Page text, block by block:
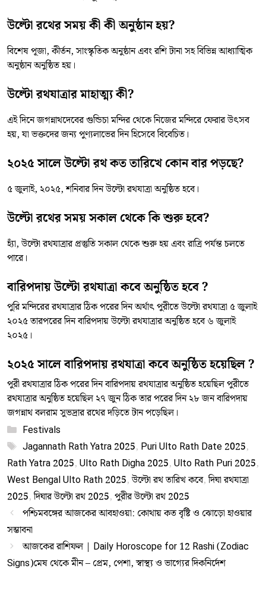
উল্টো রথের সময় কী কী অনুষ্ঠান হয়?
বিশেষ পূজা, কীর্তন, সাংস্কৃতিক অনুষ্ঠান এবং রশি টানা সহ বিভিন্ন আধ্যাত্মিক
অনুষ্ঠান অনুষ্ঠিত হয়।
উল্টো রথযাত্রার মাহাত্ম্য কী?
এই দিনে জগন্নাথদেবের গুন্ডিচা মন্দির থেকে নিজের মন্দিরে ফেরার উৎসব
হয়, যা ভক্তদের জন্য পুণ্যলাভের দিন হিসেবে বিবেচিত।
২০২৫ সালে উল্টো রথ কত তারিখে কোন বার পড়ছে?
৫ জুলাই, ২০২৫, শনিবার দিন উল্টো রথযাত্রা অনুষ্ঠিত হবে।
উল্টো রথের সময় সকাল থেকে কি শুরু হবে?
হ্যাঁ, উল্টো রথযাত্রার প্রস্তুতি সকাল থেকে শুরু হয় এবং রাত্রি পর্যন্ত চলতে
পারে।
বারিপদায় উল্টো রথযাত্রা কবে অনুষ্ঠিত হবে ?
পুরি মন্দিরের রথযাত্রার ঠিক পরের দিন অর্থাৎ পুরীতে উল্টো রথযাত্রা ৫ জুলাই
২০২৫ তারপরের দিন বারিপদায় উল্টো রথযাত্রার অনুষ্ঠিত হবে ৬ জুলাই
২০২৫।
২০২৫ সালে বারিপদায় রথযাত্রা কবে অনুষ্ঠিত হয়েছিল ?
পুরী রথযাত্রার ঠিক পরের দিন বারিপদায় রথযাত্রার অনুষ্ঠিত হয়েছিল পুরীতে
রথযাত্রার অনুষ্ঠিত হয়েছিল ২৭ জুন ঠিক তার পরের দিন ২৮ জন বারিপদায়
জগন্নাথ বলরাম সুভদ্রার রথের দড়িতে টান পড়েছিল।
Categories
Festivals
Tags
Jagannath Rath Yatra 2025, Puri Ulto Rath Date 2025,
Rath Yatra 2025, Ulto Rath Digha 2025, Ulto Rath Puri 2025,
West Bengal Ulto Rath 2025,উল্টো রথ তারিখ কবে,দিঘা রথযাত্রা
2025,দিঘার উল্টো রথ 2025, পুরীর উল্টো রথ 2025
পশ্চিমবঙ্গের আজকের আবহাওয়া: কোথায় কত বৃষ্টি ও ঝোড়ো হাওয়ার
সম্ভাবনা
আজকের রাশিফল | Daily Horoscope for 12 Rashi (Zodiac
Signs)মেষ থেকে মীন – প্রেম, পেশা, স্বাস্থ্য ও ভাগ্যের দিকনির্দেশ